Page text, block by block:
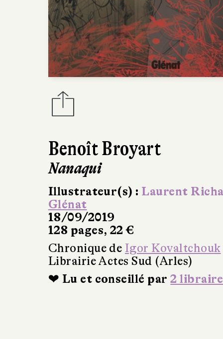
Benoît Broyart
Nanaqui
Illustrateur(s) : Laurent
Glénat
18/09/2019
128 pages, 22 €
Chronique de Igor Kovaltchouk
Librairie Actes Sud (Arles)
❤ Lu et conseillé par2